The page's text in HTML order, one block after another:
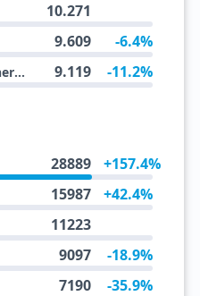
10.271
9.609 -6.4%
RTX 2000 Max-Q Ada Generation 9.119 -11.2%
28889 +157.4%
15987 +42.4%
11223
9097 -18.9%
7190 -35.9%